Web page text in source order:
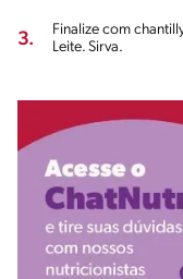
3.
Finalize com
Leite. Sirva.